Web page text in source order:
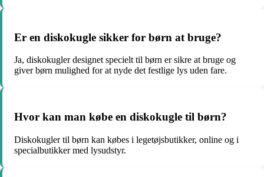
Er en diskokugle sikker for børn at bruge?
Ja, diskokugler designet specielt til børn er sikre at bruge og
giver børn mulighed for at nyde det festlige lys uden fare.
Hvor kan man købe en diskokugle til børn?
Diskokugler til børn kan købes i legetøjsbutikker, online og i
specialbutikker med lysudstyr.